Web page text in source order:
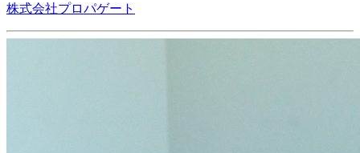
株式会社プロパゲート